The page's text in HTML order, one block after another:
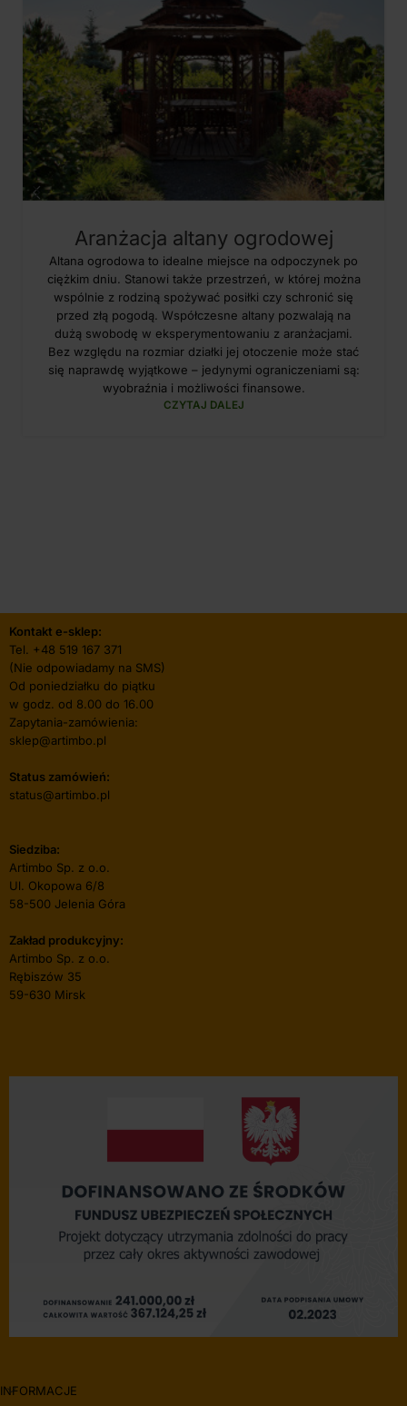
Aranżacja altany ogrodowej
Altana ogrodowa to idealne miejsce na odpoczynek po
ciężkim dniu. Stanowi także przestrzeń, w której można
wspólnie z rodziną spożywać posiłki czy schronić się
przed złą pogodą. Współczesne altany pozwalają na
dużą swobodę w eksperymentowaniu z aranżacjami.
Bez względu na rozmiar działki jej otoczenie może stać
się naprawdę wyjątkowe – jedynymi ograniczeniami są:
wyobraźnia i możliwości finansowe.
CZYTAJ DALEJ
Kontakt e-sklep:
Tel. +48 519 167 371
(Nie odpowiadamy na SMS)
Od poniedziałku do piątku
w godz. od 8.00 do 16.00
Zapytania-zamówienia:
sklep@artimbo.pl
Status zamówień:
status@artimbo.pl
Siedziba:
Artimbo Sp. z o.o.
Ul. Okopowa 6/8
58-500 Jelenia Góra
Zakład produkcyjny:
Artimbo Sp. z o.o.
Rębiszów 35
59-630 Mirsk
INFORMACJE